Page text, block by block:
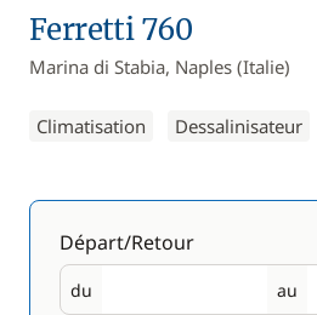
Ferretti 760
Marina di Stabia, Naples (Italie)
Climatisation Dessalinisateur
Départ/Retour
du
Départ au
Retour